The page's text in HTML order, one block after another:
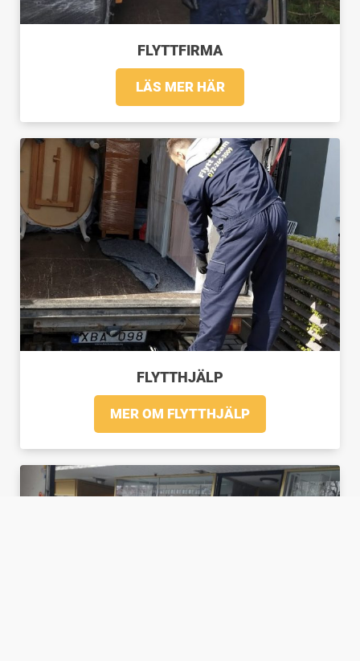
FLYTTFIRMA
LÄS MER HÄR
FLYTTHJÄLP
MER OM FLYTTHJÄLP